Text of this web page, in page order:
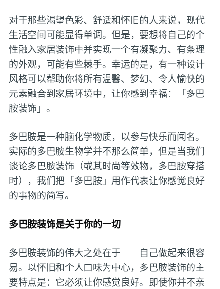
对于那些渴望色彩、舒适和怀旧的人来说，现代
生活空间可能显得单调。但是，要想将自己的个
性融入家居装饰中并实现一个有凝聚力、有条理
的外观，可能有些棘手。幸运的是，有一种设计
风格可以帮助你将所有温馨、梦幻、令人愉快的
元素融合到家居环境中，让你感到幸福：「多巴
胺装饰」。
多巴胺是一种脑化学物质，以参与快乐而闻名。
实际的多巴胺生物学并不那么简单，但是当我们
谈论多巴胺装饰（或其时尚等效物，多巴胺穿搭
时），我们把「多巴胺」用作代表让你感觉良好
的事物的简写。
多巴胺装饰是关于你的一切
多巴胺装饰的伟大之处在于——自己做起来很容
易。以怀旧和个人口味为中心，多巴胺装饰的主
要特点是：它必须让你感觉良好。即使你并不亲